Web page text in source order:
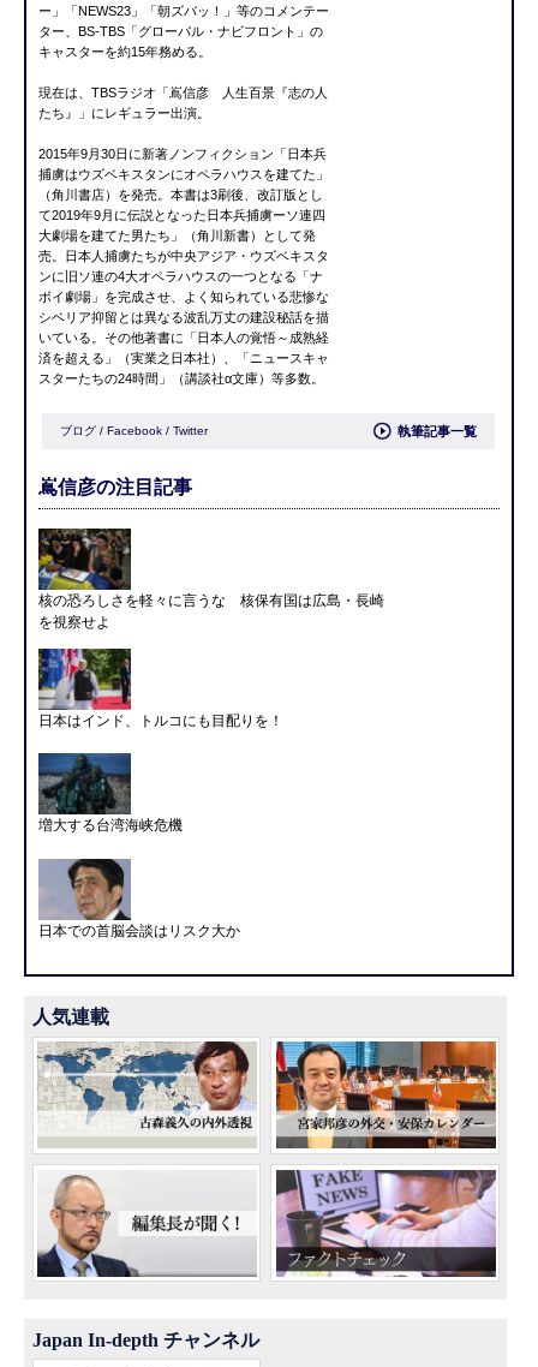
ー」「NEWS23」「朝ズバッ！」等のコメンテー
ター、BS-TBS「グローバル・ナビフロント」の
キャスターを約15年務める。
現在は、TBSラジオ「嶌信彦 人生百景『志の人
たち』」にレギュラー出演。
2015年9月30日に新著ノンフィクション「日本兵
捕虜はウズベキスタンにオペラハウスを建てた」
（角川書店）を発売。本書は3刷後、改訂版とし
て2019年9月に伝説となった日本兵捕虜ーソ連四
大劇場を建てた男たち」（角川新書）として発
売。日本人捕虜たちが中央アジア・ウズベキスタ
ンに旧ソ連の4大オペラハウスの一つとなる「ナ
ボイ劇場」を完成させ、よく知られている悲惨な
シベリア抑留とは異なる波乱万丈の建設秘話を描
いている。その他著書に「日本人の覚悟～成熟経
済を超える」（実業之日本社）、「ニュースキャ
スターたちの24時間」（講談社α文庫）等多数。
ブログ /Facebook /Twitter 執筆記事一覧
嶌信彦の注目記事
核の恐ろしさを軽々に言うな 核保有国は広島・長崎
を視察せよ
日本はインド、トルコにも目配りを！
増大する台湾海峡危機
日本での首脳会談はリスク大か
人気連載
Japan In-depth チャンネル